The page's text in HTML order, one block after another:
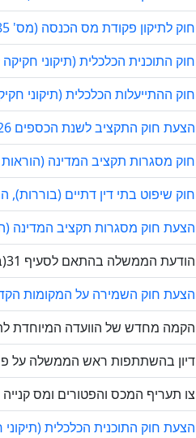
חוק לתיקון פקודת מס הכנסה (מס' 285), התשפ"ו-2026
חוק התוכנית הכלכלית (תיקוני חקיקה
חוק ההתייעלות הכלכלית (תיקוני
הצעת חוק התקציב לשנת הכספים 2026, התשפ"ו-2026
חוק מסגרות תקציב המדינה (הוראות
חוק שיפוט בתי דין דתיים (בוררות),
הצעת חוק מסגרות תקציב המדינה
הודעת הממשלה בהתאם לסעיף 31(ב) לחוק-יסוד: הממשלה ל...
הצעת חוק השמירה על המקומות
הקמה מחדש של הוועדה המיוחדת
דיון בהשתתפות ראש הממשלה על פי בקשתם
צו תעריף המכס והפטורים ומס קנייה
הצעת חוק התוכנית הכלכלית